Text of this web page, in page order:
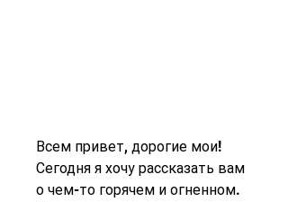
Всем привет, дорогие мои!
Сегодня я хочу рассказать вам
о чем-то горячем и огненном.